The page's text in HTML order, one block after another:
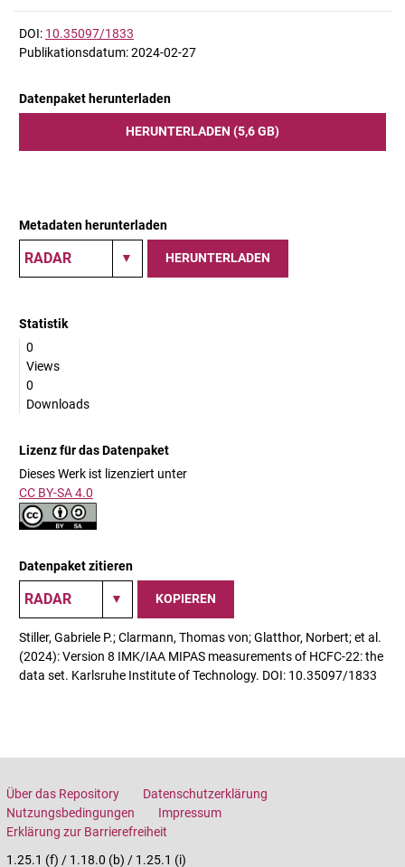
DOI: 10.35097/1833
Publikationsdatum: 2024-02-27
Datenpaket herunterladen
HERUNTERLADEN (5,6 GB)
Metadaten herunterladen
HERUNTERLADEN
Statistik
0
Views
0
Downloads
Lizenz für das Datenpaket
Dieses Werk ist lizenziert unter
CC BY-SA 4.0
Datenpaket zitieren
KOPIEREN
Stiller, Gabriele P.; Clarmann, Thomas von; Glatthor, Norbert; et al.
(2024): Version 8 IMK/IAA MIPAS measurements of HCFC-22: the
data set. Karlsruhe Institute of Technology. DOI: 10.35097/1833
Über das Repository
Datenschutzerklärung
Nutzungsbedingungen
Impressum
Erklärung zur Barrierefreiheit
1.25.1 (f) / 1.18.0 (b) / 1.25.1 (i)